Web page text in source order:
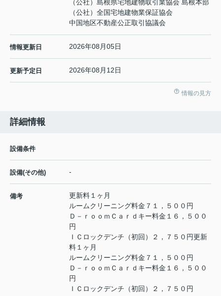
（公社）島根県宅地建物取引業協会 島根本部
（公社）全国宅地建物業保証協会
中国地区不動産公正取引協議会
情報更新日 2026年08月05日
更新予定日 2026年08月12日
情報の見方
詳細情報
設備条件
設備(その他) -
備考
更新料１ヶ月
ルームクリーニング料金７１，５００円
Ｄ－ｒｏｏｍＣａｒｄキー料金１６，５００
円
ＩＣロックデンチ（初回）２，７５０円更新
料１ヶ月
ルームクリーニング料金７１，５００円
Ｄ－ｒｏｏｍＣａｒｄキー料金１６，５００
円
ＩＣロックデンチ（初回）２，７５０円